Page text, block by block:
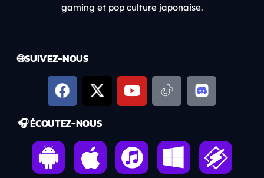
gaming et pop culture japonaise.
🌐 SUIVEZ-NOUS
🎧 ÉCOUTEZ-NOUS